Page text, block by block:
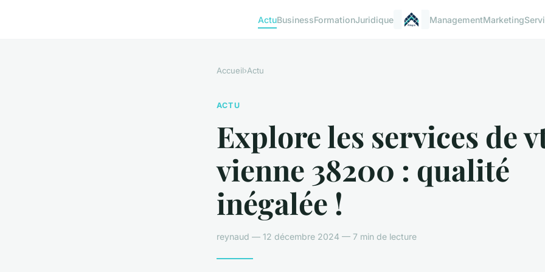
ActuBusinessFormationJuridique ManagementMarketing
Accueil›Actu
ACTU
Explore les services de
vienne 38200 : qualité
inégalée !
reynaud — 12 décembre 2024 — 7 min de lecture